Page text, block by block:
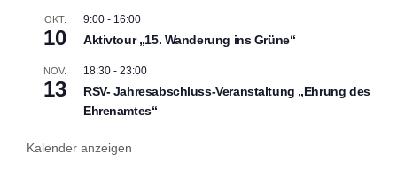
OKT.
10
9:00 - 16:00
Aktivtour „15. Wanderung ins Grüne“
NOV.
13
18:30 - 23:00
RSV- Jahresabschluss-Veranstaltung „Ehrung des
Ehrenamtes“
Kalender anzeigen